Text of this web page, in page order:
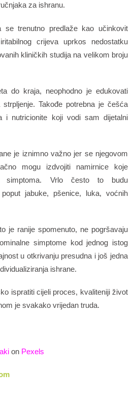
za ishranu.
se trenutno predlaže kao učinkovit
crijeva uprkos nedostatku
kliničkih studija na velikom broju
do kraja, neophodno je edukovati
Takođe potrebna je češća
i nutricionite koji vodi sam dijetalni
je iznimno važno jer se njegovom
mogu izdvojiti namirnice koje
simptoma. Vrlo često to budu
poput jabuke, pšenice, luka, voćnih
je ranije spomenuto, ne pogršavaju
simptome kod jednog istog
u otkrivanju presudna i još jedna
ishrane.
ispratiti cijeli proces, kvaliteniji život
je svakako vrijedan truda.
on Pexels